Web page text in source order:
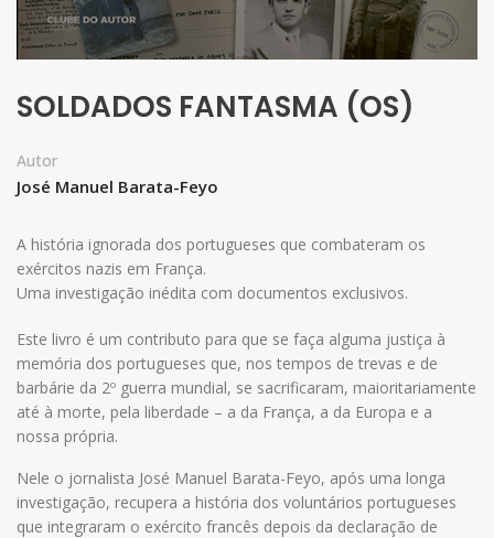
SOLDADOS FANTASMA (OS)
Autor
José Manuel Barata-Feyo
A história ignorada dos portugueses que combateram os
exércitos nazis em França.
Uma investigação inédita com documentos exclusivos.
Este livro é um contributo para que se faça alguma justiça à
memória dos portugueses que, nos tempos de trevas e de
barbárie da 2º guerra mundial, se sacrificaram, maioritariamente
até à morte, pela liberdade – a da França, a da Europa e a
nossa própria.
Nele o jornalista José Manuel Barata-Feyo, após uma longa
investigação, recupera a história dos voluntários portugueses
que integraram o exército francês depois da declaração de